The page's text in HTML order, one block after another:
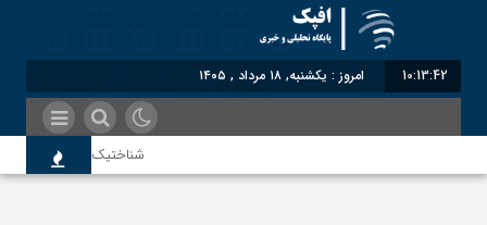
10:13:42 امروز : یکشنبه, ۱۸ مرداد , ۱۴۰۵
شناختیک| ۸۶ درصد مهاجران حامی ایران در جنگ؛ ۷۵ درصد مهاجران دولت چهاردهم را خیرخواه خود نمی‌دانند